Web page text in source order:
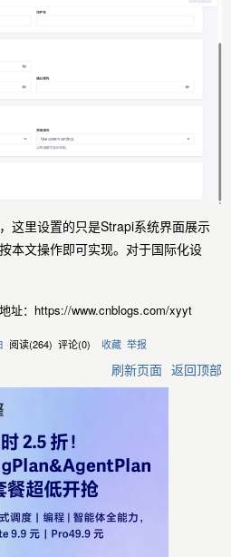
这里设置的只是Strapi系统界面展示
本文操作即可实现。对于国际化设
址：https://www.cnblogs.com/xyyt
阅读(264) 评论(0) 收藏 举报
刷新页面 返回顶部